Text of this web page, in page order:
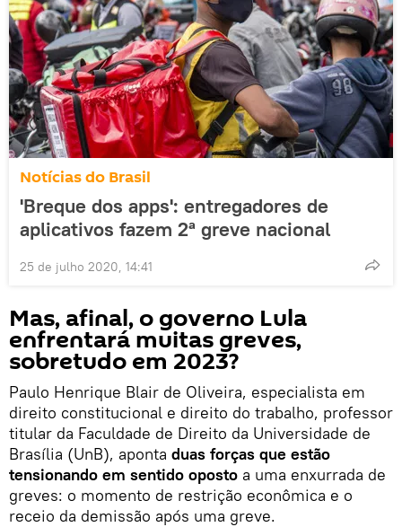
Notícias do Brasil
'Breque dos apps': entregadores de
aplicativos fazem 2ª greve nacional
25 de julho 2020, 14:41
Mas, afinal, o governo Lula
enfrentará muitas greves,
sobretudo em 2023?
Paulo Henrique Blair de Oliveira, especialista em
direito constitucional e direito do trabalho, professor
titular da Faculdade de Direito da Universidade de
Brasília (UnB), aponta duas forças que estão
tensionando em sentido oposto a uma enxurrada de
greves: o momento de restrição econômica e o
receio da demissão após uma greve.